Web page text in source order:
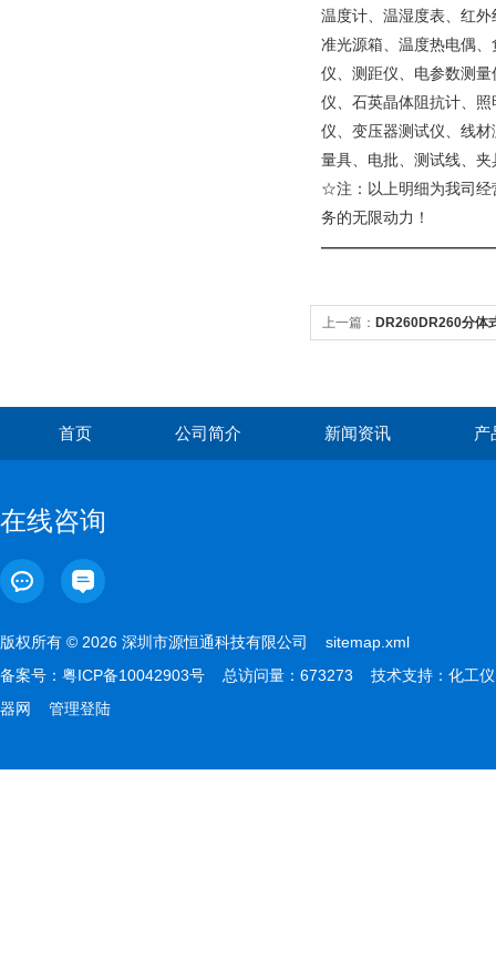
温度计、温湿度表、红
准光源箱、温度热电偶
仪、测距仪、电参数测
仪、石英晶体阻抗计、
仪、变压器测试仪、线
量具、电批、测试线、
☆注：以上明细为我司经
务的无限动力！
上一篇： DR260DR260分体
首页 公司简介 新闻资讯 产
在线咨询
版权所有 © 2026 深圳市源恒通科技有限公司 sitemap.xml
备案号： 粤ICP备10042903号 总访问量：673273 技术支持： 化工仪
器网
管理登陆